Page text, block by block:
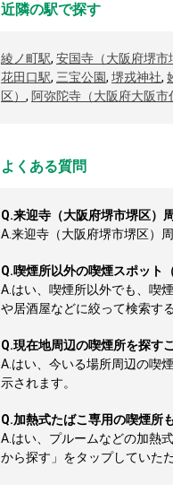
近隣の駅で探す
綾ノ町駅, 安国寺（大阪府堺市
花田口駅, 三宝公園, 堺戎神社,
区） , 阿弥陀寺（大阪府大阪市
よくある質問
Q.来迎寺（大阪府堺市堺区）
A.来迎寺（大阪府堺市堺区）
Q.喫煙所以外の喫煙スポット
A. はい、喫煙所以外でも、喫
や居酒屋などに絞って検索す
Q.現在地周辺の喫煙所を探す
A. はい、今いる場所周辺の喫
示されます。
Q.加熱式たばこ専用の喫煙所
A. はい、プルームなどの加熱
から探す」をタップしていた